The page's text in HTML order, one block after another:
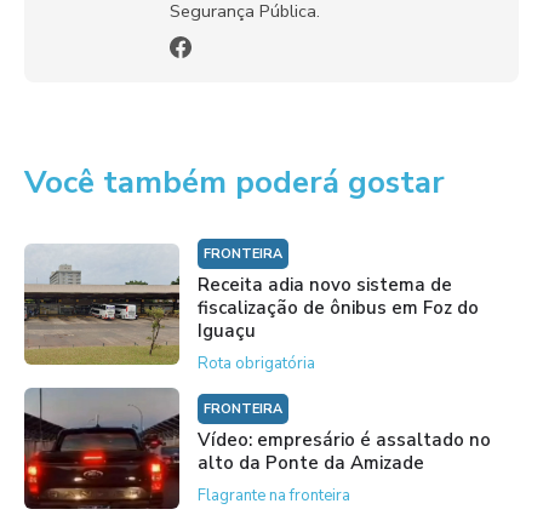
Segurança Pública.
Você também poderá gostar
FRONTEIRA
Receita adia novo sistema de
fiscalização de ônibus em Foz do
Iguaçu
Rota obrigatória
FRONTEIRA
Vídeo: empresário é assaltado no
alto da Ponte da Amizade
Flagrante na fronteira